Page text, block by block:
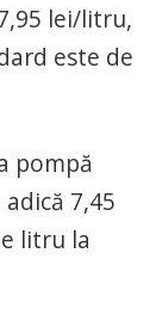
lei/litru,
este de
pompă
7,45
litru la